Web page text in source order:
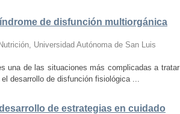
de disfunción multiorgánica
Universidad Autónoma de San Luis
una de las situaciones más complicadas a tratar
desarrollo de disfunción fisiológica ...
de estrategias en cuidado